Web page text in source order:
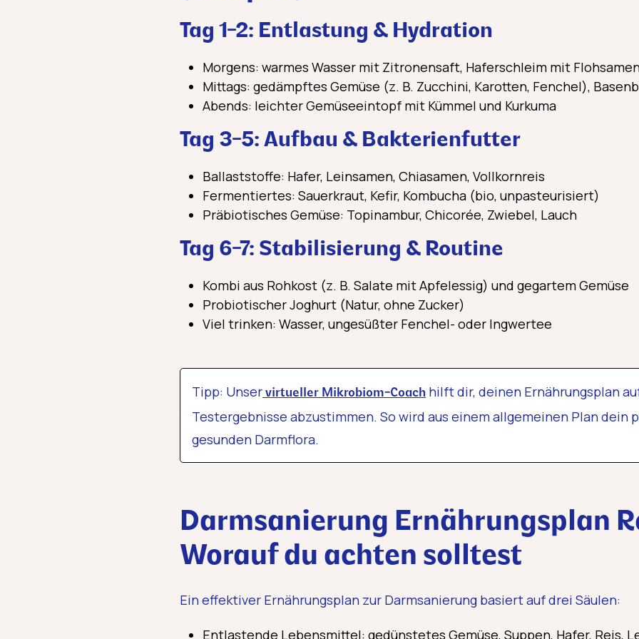
Tag 1-2: Entlastung & Hydration
Morgens: warmes Wasser mit Zitronensaft, Haferschleim mit
Mittags: gedämpftes Gemüse (z. B. Zucchini, Karotten, Fenchel),
Abends: leichter Gemüseeintopf mit Kümmel und Kurkuma
Tag 3-5: Aufbau & Bakterienfutter
Ballaststoffe: Hafer, Leinsamen, Chiasamen, Vollkornreis
Fermentiertes: Sauerkraut, Kefir, Kombucha (bio, unpasteurisiert)
Präbiotisches Gemüse: Topinambur, Chicorée, Zwiebel, Lauch
Tag 6-7: Stabilisierung & Routine
Kombi aus Rohkost (z. B. Salate mit Apfelessig) und gegartem Gemüse
Probiotischer Joghurt (Natur, ohne Zucker)
Viel trinken: Wasser, ungesüßter Fenchel- oder Ingwertee
Tipp: Unser virtueller Mikrobiom-Coach hilft dir, deinen Ernährungsplan
Testergebnisse abzustimmen. So wird aus einem allgemeinen Plan dein
gesunden Darmflora.
Darmsanierung Ernährungsplan
Worauf du achten solltest
Ein effektiver Ernährungsplan zur Darmsanierung basiert auf drei Säulen:
Entlastende Lebensmittel: gedünstetes Gemüse, Suppen, Hafer, Reis,